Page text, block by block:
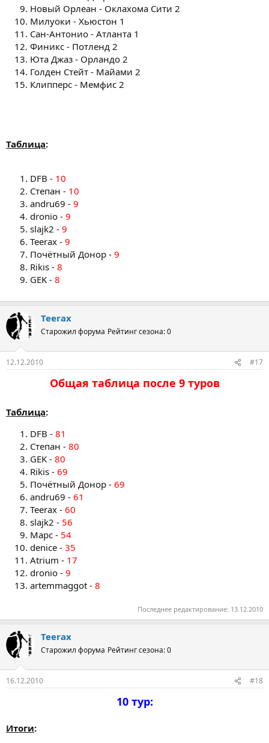
Новый Орлеан - Оклахома Сити 2
Милуоки - Хьюстон 1
Сан-Антонио - Атланта 1
Финикс - Потленд 2
Юта Джаз - Орландо 2
Голден Стейт - Майами 2
Клипперс - Мемфис 2
Таблица:
DFB - 10
Степан - 10
andru69 - 9
dronio - 9
slajk2 - 9
Teerax - 9
Почётный Донор - 9
Rikis - 8
GEK - 8
Teerax
Старожил форума Рейтинг сезона: 0
12.12.2010 #17
Общая таблица после 9 туров​
Таблица:
DFB - 81
Степан - 80
GEK - 80
Rikis - 69
Почётный Донор - 69
andru69 - 61
Teerax - 60
slajk2 - 56
Марс - 54
denice - 35
Atrium - 17
dronio - 9
artemmaggot - 8
Последнее редактирование: 13.12.2010
Teerax
Старожил форума Рейтинг сезона: 0
16.12.2010 #18
10 тур:
Итоги: